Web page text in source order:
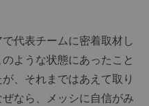
代表チームに密着取材し
ような状態にあったこと
、それまではあえて取り
なら、メッシに自信がみ